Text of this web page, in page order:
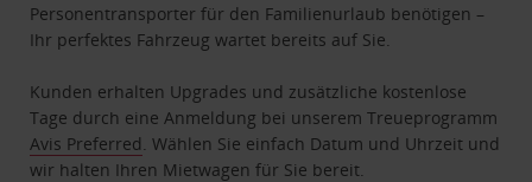
Personentransporter für den Familienurlaub benötigen –
Ihr perfektes Fahrzeug wartet bereits auf Sie.
Kunden erhalten Upgrades und zusätzliche kostenlose
Tage durch eine Anmeldung bei unserem Treueprogramm
Avis Preferred . Wählen Sie einfach Datum und Uhrzeit und
wir halten Ihren Mietwagen für Sie bereit.